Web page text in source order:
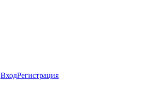
ВходРегистрация